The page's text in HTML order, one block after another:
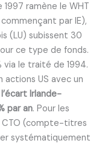
ramène le WHT
commençant par IE),
(LU) subissent 30
ce type de fonds.
via le traité de 1994.
actions US avec un
l’écart Irlande-
par an. Pour les
CTO (compte-titres
systématiquement